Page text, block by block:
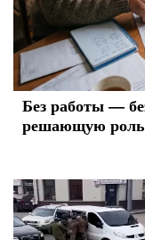
Без работы —
решающую роль